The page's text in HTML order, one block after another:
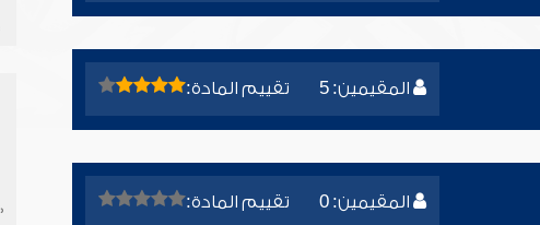
المقيمين: 5 تقييم المادة:
المقيمين: 0 تقييم المادة: